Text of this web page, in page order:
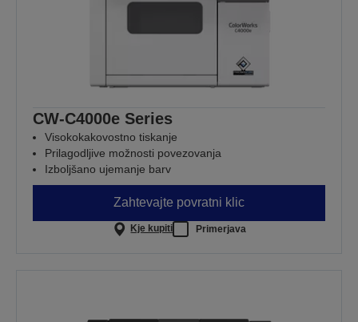
CW-C4000e Series
Visokokakovostno tiskanje
Prilagodljive možnosti povezovanja
Izboljšano ujemanje barv
Zahtevajte povratni klic
Kje kupiti Primerjava